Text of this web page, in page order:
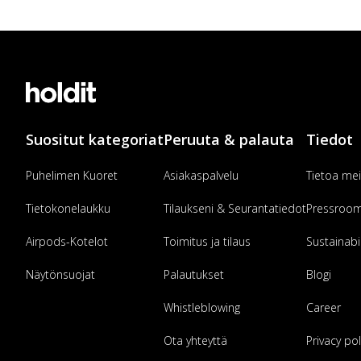
Suositut kategoriat
Puhelimen Kuoret
Tietokonelaukku
Airpods-Kotelot
Näytönsuojat
Peruuta & palauta
Asiakaspalvelu
Tilaukseni & Seurantatiedot
Toimitus ja tilaus
Palautukset
Whistleblowing
Ota yhteyttä
Tiedot
Tietoa
Blogi
Career
Privacy